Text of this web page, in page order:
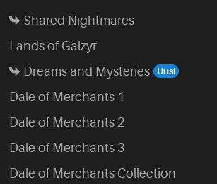
Shared Nightmares
Lands of Galzyr
Dreams and Mysteries
Dale of Merchants 1
Dale of Merchants 2
Dale of Merchants 3
Dale of Merchants Collection